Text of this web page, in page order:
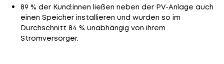
89 % der Kund:innen ließen neben der PV-Anlage auch
einen Speicher installieren und wurden so im
Durchschnitt 84 % unabhängig von ihrem
Stromversorger.